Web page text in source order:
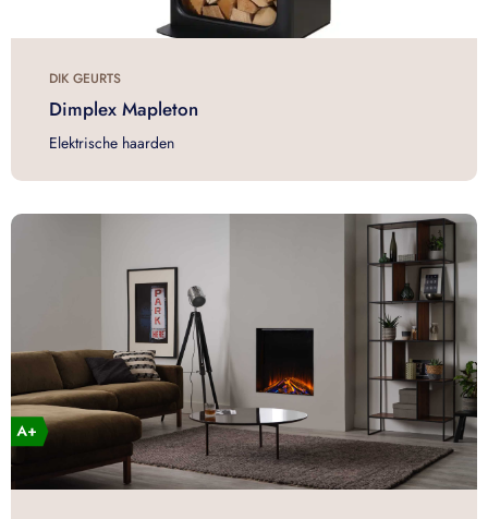
DIK GEURTS
Dimplex Mapleton
Elektrische haarden